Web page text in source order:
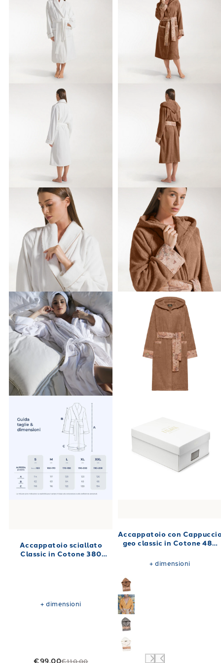
Accappatoio sciallato
Classic in Cotone 380
€99.00€110.00
+dimensioni
Accappatoio con
geo classic in Cotone 480
+dimensioni